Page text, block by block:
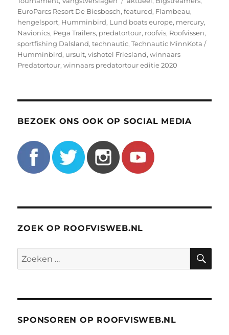
EuroParcs Resort De Biesbosch,featured, Flambeau,
hengelsport, Humminbird, Lund boats europe, mercury,
Navionics, Pega Trailers, predatortour, roofvis, Roofvissen,
sportfishing Dalsland,technautic,Technautic MinnKota /
Humminbird, ursuit,vishotel Friesland,winnaars
Predatortour,winnaars predatortour editie 2020
BEZOEK ONS OOK OP SOCIAL MEDIA
ZOEK OP ROOFVISWEB.NL
Zoeken
naar:
SPONSOREN OP ROOFVISWEB.NL